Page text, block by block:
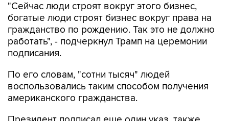
"Сейчас люди строят вокруг этого бизнес,
богатые люди строят бизнес вокруг права на
гражданство по рождению. Так это не должно
работать", - подчеркнул Трамп на церемонии
подписания.
По его словам, "сотни тысяч" людей
воспользовались таким способом получения
американского гражданства.